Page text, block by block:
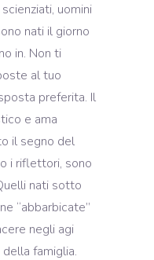
uomini
nati il giorno
in. Non ti
al tuo
preferita. Il
e ama
il segno del
i riflettori, sono
nati sotto
“abbarbicate”
negli agi
famiglia.